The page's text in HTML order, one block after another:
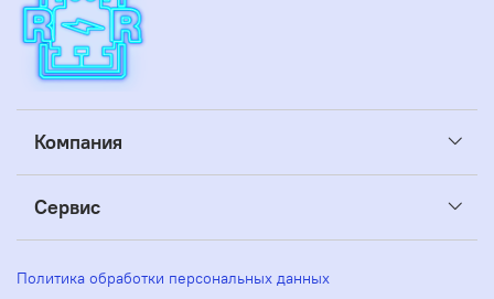
Компания
Сервис
Политика обработки персональных данных